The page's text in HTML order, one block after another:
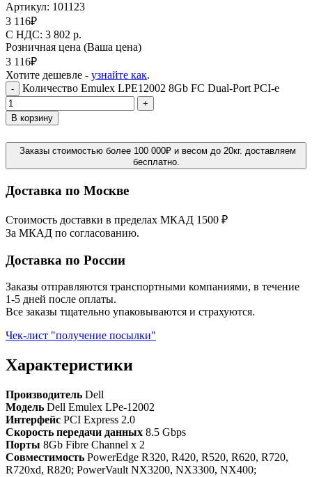
Артикул: 101123
3 116₽
C НДС: 3 802 р.
Розничная цена (Ваша цена)
3 116₽
Хотите дешевле - узнайте как.
- Количество Emulex LPE12002 8Gb FC Dual-Port PCI-e
+
В корзину
Заказы стоимостью более 100 000₽ и весом до 20кг. доставляем
бесплатно.
Доставка по Москве
Стоимость доставки в пределах МКАД 1500 ₽
За МКАД по согласованию.
Доставка по России
Заказы отправляются транспортными компаниями, в течение
1-5 дней после оплаты.
Все заказы тщательно упаковываются и страхуются.
Чек-лист "получение посылки"
Характеристики
Производитель Dell
Модель Dell Emulex LPe-12002
Интерфейс PCI Express 2.0
Скорость передачи данных 8.5 Gbps
Порты 8Gb Fibre Channel x 2
Совместимость PowerEdge R320, R420, R520, R620, R720,
R720xd, R820; PowerVault NX3200, NX3300, NX400;